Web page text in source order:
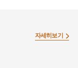
자세히보기